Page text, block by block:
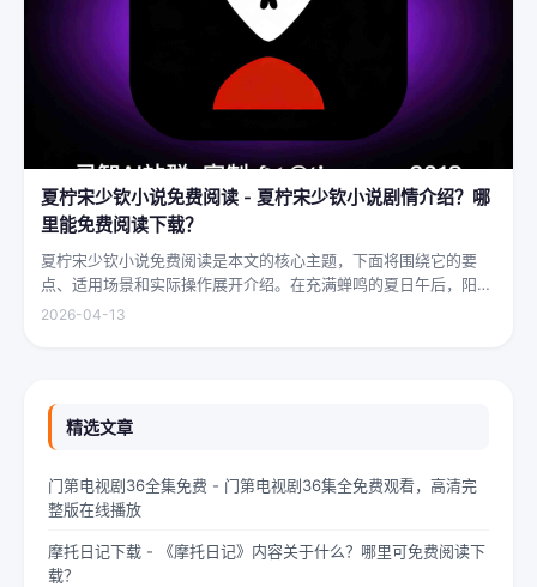
夏柠宋少钦小说免费阅读 - 夏柠宋少钦小说剧情介绍？哪
里能免费阅读下载？
夏柠宋少钦小说免费阅读是本文的核心主题，下面将围绕它的要
点、适用场景和实际操作展开介绍。在充满蝉鸣的夏日午后，阳光
透过梧桐树叶的缝隙，洒在少女夏柠的肩头。她坐在旧书摊旁，手
2026-04-13
精选文章
门第电视剧36全集免费 - 门第电视剧36集全免费观看，高清完
整版在线播放
摩托日记下载 - 《摩托日记》内容关于什么？哪里可免费阅读下
载？